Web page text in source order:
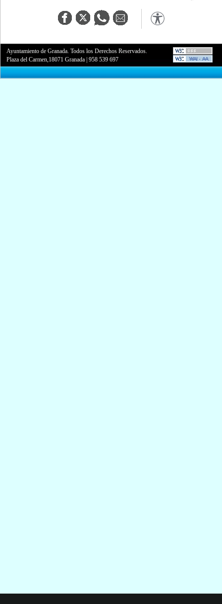
Ayuntamiento de Granada. Todos los Derechos Reservados.
Plaza del Carmen,18071 Granada |958 539 697